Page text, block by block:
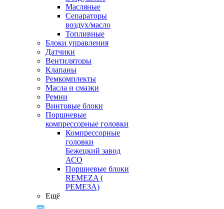
Масляные
Сепараторы
воздух/масло
Топливные
Блоки управления
Датчики
Вентиляторы
Клапаны
Ремкомплекты
Масла и смазки
Ремни
Винтовые блоки
Поршневые
компрессорные головки
Компрессорные
головки
Бежецкий завод
АСО
Поршневые блоки
REMEZA (
РЕМЕЗА)
Ещё